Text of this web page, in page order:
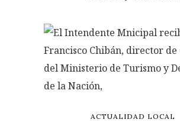
ACTUALIDAD LOCAL